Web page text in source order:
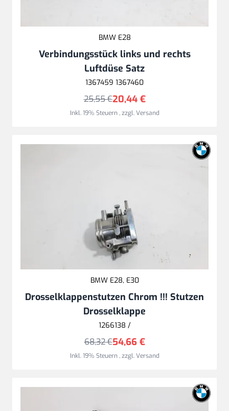
BMW E28
Verbindungsstück links und rechts
Luftdüse Satz
1367459 1367460
20,44 €
25,55 €
Inkl. 19% Steuern,zzgl.Versand
BMW E28, E30
Drosselklappenstutzen Chrom !!! Stutzen
Drosselklappe
1266138 /
54,66 €
68,32 €
Inkl. 19% Steuern,zzgl.Versand